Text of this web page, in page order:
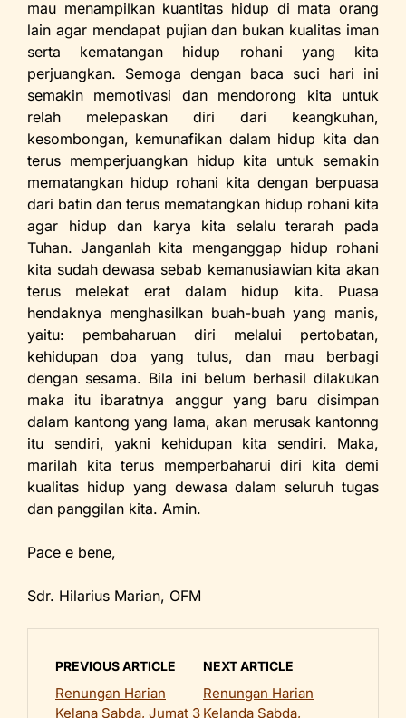
mau menampilkan kuantitas hidup di mata orang
lain agar mendapat pujian dan bukan kualitas iman
serta kematangan hidup rohani yang kita
perjuangkan. Semoga dengan baca suci hari ini
semakin memotivasi dan mendorong kita untuk
relah melepaskan diri dari keangkuhan,
kesombongan, kemunafikan dalam hidup kita dan
terus memperjuangkan hidup kita untuk semakin
mematangkan hidup rohani kita dengan berpuasa
dari batin dan terus mematangkan hidup rohani kita
agar hidup dan karya kita selalu terarah pada
Tuhan. Janganlah kita menganggap hidup rohani
kita sudah dewasa sebab kemanusiawian kita akan
terus melekat erat dalam hidup kita. Puasa
hendaknya menghasilkan buah-buah yang manis,
yaitu: pembaharuan diri melalui pertobatan,
kehidupan doa yang tulus, dan mau berbagi
dengan sesama. Bila ini belum berhasil dilakukan
maka itu ibaratnya anggur yang baru disimpan
dalam kantong yang lama, akan merusak kantonng
itu sendiri, yakni kehidupan kita sendiri. Maka,
marilah kita terus memperbaharui diri kita demi
kualitas hidup yang dewasa dalam seluruh tugas
dan panggilan kita. Amin.
Pace e bene,
Sdr. Hilarius Marian, OFM
PREVIOUS ARTICLE
Renungan Harian
Kelana Sabda, Jumat 3
NEXT ARTICLE
Renungan Harian
Kelanda Sabda,